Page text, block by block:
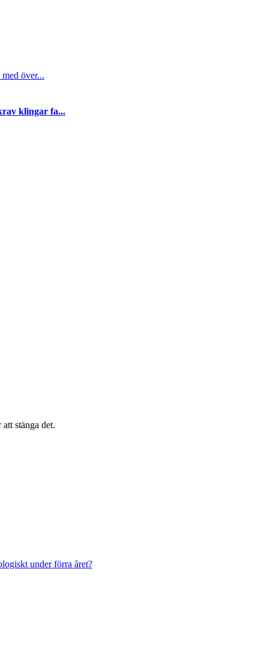
över...
klingar fa...
att stänga det.
under förra året?